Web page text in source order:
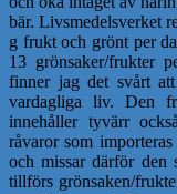
bär. Livsmedelsverket
g frukt och grönt per
13 grönsaker/frukter
finner jag det svårt
vardagliga liv. Den
innehåller tyvärr
råvaror som
och missar därför den
tillförs grönsaken/